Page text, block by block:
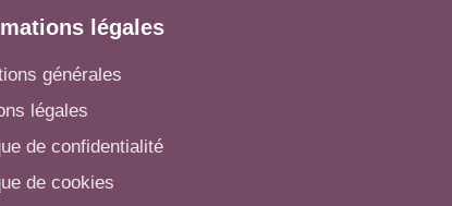
légales
générales
légales
de confidentialité
de cookies